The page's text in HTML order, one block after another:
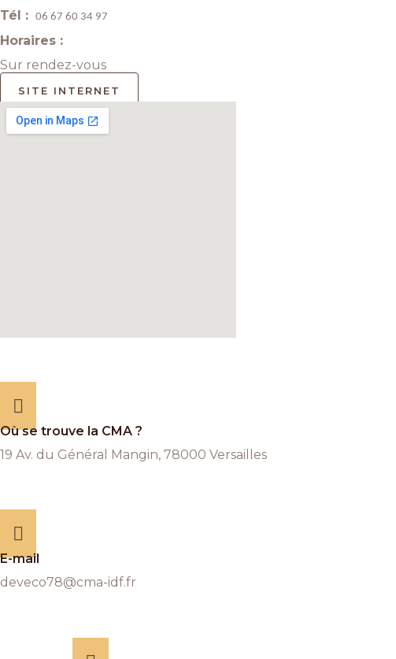
Tél : 06 67 60 34 97
Horaires :
Sur rendez-vous
SITE INTERNET
Où se trouve la CMA ?
19 Av. du Général Mangin, 78000 Versailles
E-mail
deveco78@cma-idf.fr